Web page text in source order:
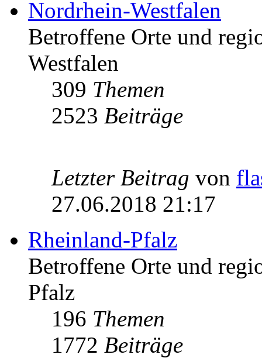
Nordrhein-Westfalen
Betroffene Orte und
Westfalen
309 Themen
2523 Beiträge
Letzter Beitrag von
27.06.2018 21:17
Rheinland-Pfalz
Betroffene Orte und
Pfalz
196 Themen
1772 Beiträge